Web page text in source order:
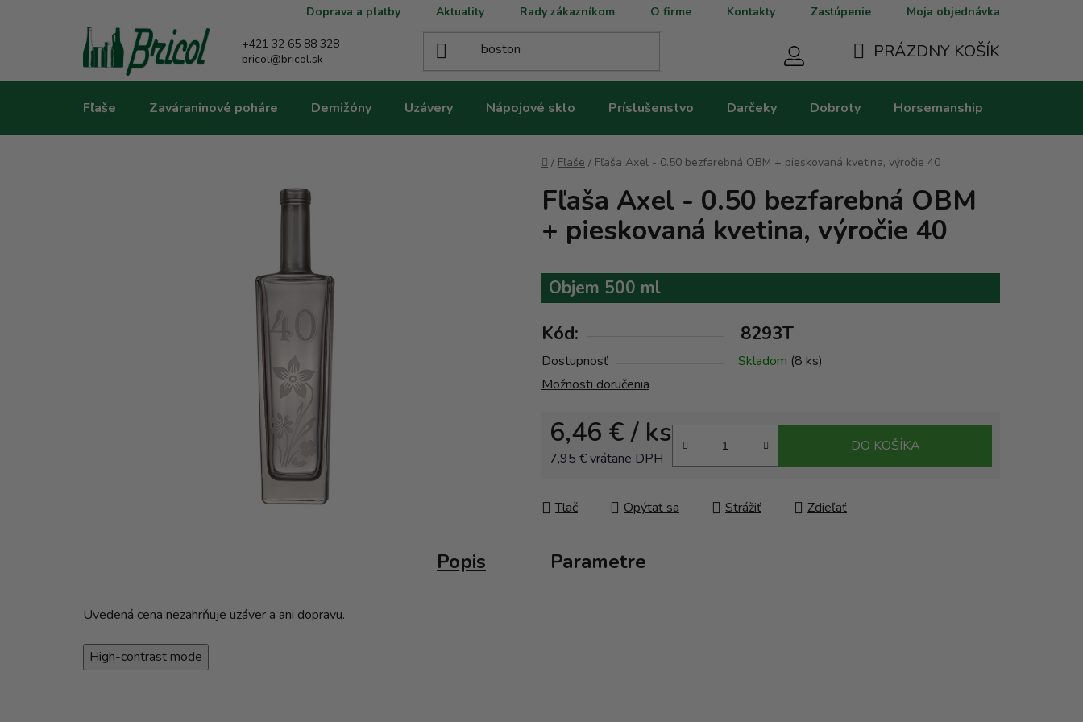
Doprava a platby Aktuality Rady zákazníkom O firme Kontakty Zastúpenie Moja objednávka
+421 32 65 88 328
bricol@bricol.sk
KOŠÍK
PRÁZDNY KOŠÍK
Fľaše Zaváraninové poháre Demižóny Uzávery Nápojové sklo Príslušenstvo Darčeky Dobroty Horsemanship
Domov
/ Fľaše / Fľaša Axel - 0.50 bezfarebná OBM + pieskovaná kvetina, výročie 40
Fľaša Axel - 0.50 bezfarebná OBM
+ pieskovaná kvetina, výročie 40
Objem 500 ml
Kód: 8293T
Dostupnosť Skladom (8 ks)
Možnosti doručenia
6,46 €/ ks
7,95 € vrátane DPH
DO KOŠÍKA
Tlač Opýtať sa Strážiť Zdieľať
Popis Parametre
Uvedená cena nezahrňuje uzáver a ani dopravu.
High-contrast mode